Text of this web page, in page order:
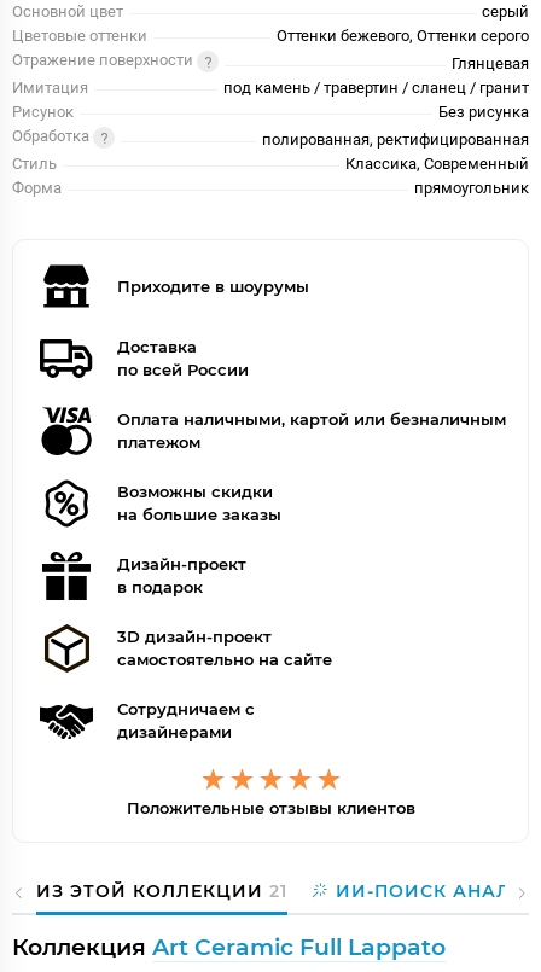
Основной цвет
серый
Цветовые оттенки
Оттенки бежевого, Оттенки серого
Отражение поверхности
Глянцевая
Имитация
под камень / травертин / сланец / гранит
Рисунок
Без рисунка
Обработка
полированная, ректифицированная
Стиль
Классика, Современный
Форма
прямоугольник
Приходите в шоурумы
Доставка
по всей России
Оплата наличными, картой или безналичным
платежом
Возможны скидки
на большие заказы
Дизайн-проект
в подарок
3D дизайн-проект
самостоятельно на сайте
Сотрудничаем с
дизайнерами
Положительные отзывы клиентов
ИЗ ЭТОЙ КОЛЛЕКЦИИ 21 ИИ-ПОИСК
Коллекция Art Ceramic Full Lappato